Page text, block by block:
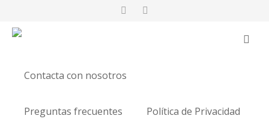
Contacta con nosotros
Preguntas frecuentes Política de Privacidad